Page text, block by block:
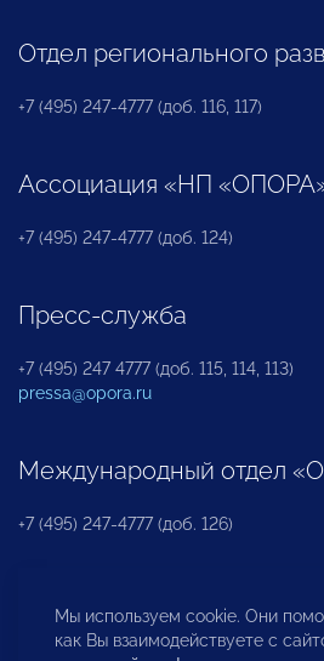
Отдел регионального
+7 (495) 247-4777 (доб. 116, 117)
Ассоциация «НП
+7 (495) 247-4777 (доб. 124)
Пресс-служба
+7 (495) 247 4777 (доб. 115, 114, 113)
pressa@opora.ru
Международный отдел
+7 (495) 247-4777 (доб. 126)
Бюро по защите прав
инвесторов
Мы используем cookie. Они
как Вы взаимодействуете с